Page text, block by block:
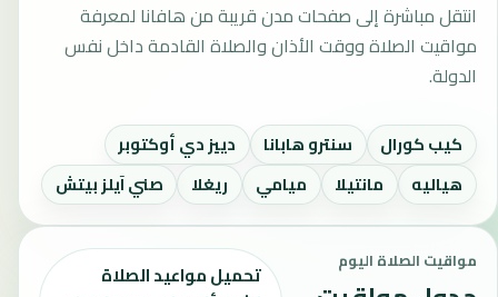
انتقل مباشرة إلى صفحات مدن قريبة من هافانا لمعرفة
مواقيت الصلاة ووقت الأذان والصلاة القادمة داخل نفس
الدولة.
كيب كورال سنترو هابانا
دييز دي أوكتوبر
هياليه
مانتيلا ميامي ريغلا صني آيلز بيتش
مواقيت الصلاة اليوم
تحميل مواعيد الصلاة